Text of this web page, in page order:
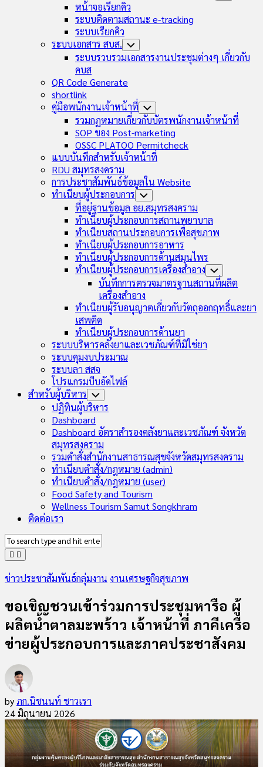
หน้าจอเรียกคิว
ระบบติดตามสถานะ e-tracking
ระบบเรียกคิว
ระบบเอกสาร สบส. Toggle
Child
Menu
ระบบรวบรวมเอกสารงานประชุมต่างๆ เกี่ยวกับ
คบส
QR Code Generate
shortlink
คู่มือพนักงานเจ้าหน้าที่ Toggle
Child
Menu
รวมกฏหมายเกี่ยวกับบัตรพนักงานเจ้าหน้าที่
SOP ของ Post-marketing
OSSC PLATOO Permitcheck
แบบบันทึกสำหรับเจ้าหน้าที่
RDU สมุทรสงคราม
การประชาสัมพันธ์ข้อมูลใน Website
ทำเนียบผู้ประกอบการ Toggle
Child
Menu
ที่อยู่ฐานข้อมูล อย.สมุทรสงคราม
ทำเนียบผู้ประกอบการสถานพยาบาล
ทำเนียบสถานประกอบการเพื่อสุขภาพ
ทำเนียบผู้ประกอบการอาหาร
ทำเนียบผู้ประกอบการด้านสมุนไพร
ทำเนียบผู้ประกอบการเครื่องสำอาง Toggle
Child
Menu
บันทึกการตรวจมาตรฐานสถานที่ผลิต
เครื่องสำอาง
ทำเนียบผู้รับอนุญาตเกี่ยวกับวัตถุออกฤทธิ์และยา
เสพติด
ทำเนียบผู้ประกอบการด้านยา
ระบบบริหารคลังยาและเวชภัณฑ์ที่มิใช่ยา
ระบบคุมงบประมาณ
ระบบลา สสจ
โปรแกรมบีบอัดไฟล์
สำหรับผู้บริหาร Toggle
Child
Menu
ปฏิทินผู้บริหาร
Dashboard
Dashboard อัตราสำรองคลังยาและเวชภัณฑ์ จังหวัด
สมุทรสงคราม
รวมคำสั่งสำนักงานสาธารณสุขจังหวัดสมุทรสงคราม
ทำเนียบคำสั่ง/กฎหมาย (admin)
ทำเนียบคำสั่ง/กฎหมาย (user)
Food Safety and Tourism
Wellness Tourism Samut Songkhram
ติดต่อเรา
ข่าวประชาสัมพันธ์กลุ่มงาน งานเศรษฐกิจสุขภาพ
ขอเขิญชวนเข้าร่วมการประชุมหารือ ผู้
ผลิตน้ำตาลมะพร้าว เจ้าหน้าที่ ภาคีเครือ
ข่ายผู้ประกอบการและภาคประชาสังคม
byภก.นิชนนท์ ชาวเรา
24 มิถุนายน 2026